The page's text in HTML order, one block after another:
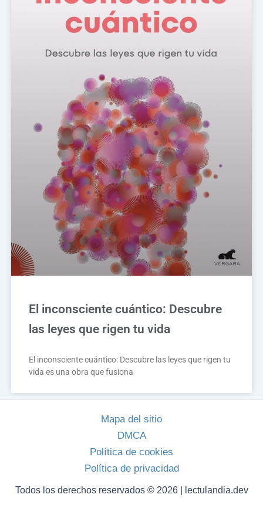
El inconsciente cuántico: Descubre
las leyes que rigen tu vida
El inconsciente cuántico: Descubre las leyes que rigen tu
vida es una obra que fusiona
Mapa del sitio
DMCA
Política de cookies
Política de privacidad
Todos los derechos reservados © 2026 | lectulandia.dev